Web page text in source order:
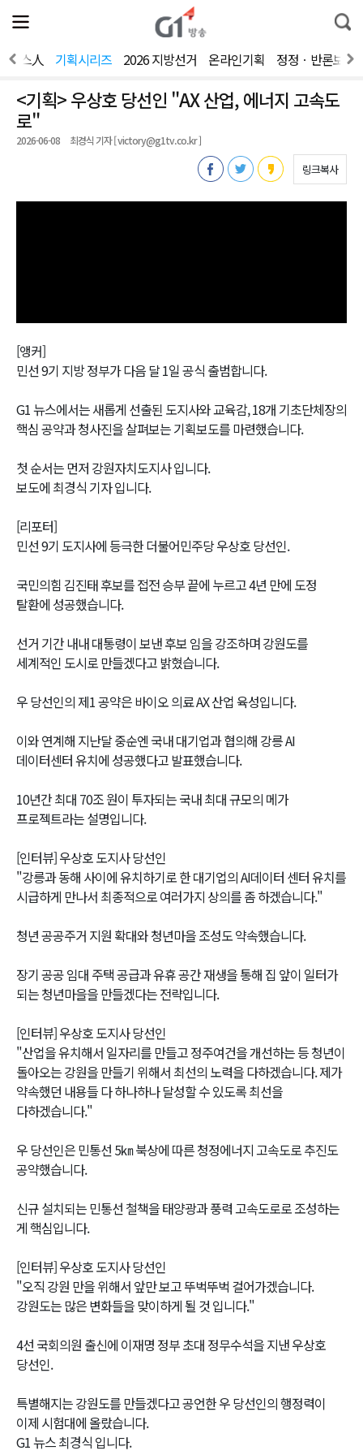
전
체
뉴
열
통
합
색
뉴스人 기획시리즈 2026 지방선거 온라인기획 정정ㆍ반론보도
<기획> 우상호 당선인 "AX 산업, 에너지 고속도
로"
2026-06-08 최경식 기자 [ victory@g1tv.co.kr ]
링크복사
[앵커]
민선 9기 지방 정부가 다음 달 1일 공식 출범합니다.
G1 뉴스에서는 새롭게 선출된 도지사와 교육감, 18개 기초단체장의
핵심 공약과 청사진을 살펴보는 기획보도를 마련했습니다.
첫 순서는 먼저 강원자치도지사 입니다.
보도에 최경식 기자 입니다.
[리포터]
민선 9기 도지사에 등극한 더불어민주당 우상호 당선인.
국민의힘 김진태 후보를 접전 승부 끝에 누르고 4년 만에 도정
탈환에 성공했습니다.
선거 기간 내내 대통령이 보낸 후보 임을 강조하며 강원도를
세계적인 도시로 만들겠다고 밝혔습니다.
우 당선인의 제1 공약은 바이오 의료 AX 산업 육성입니다.
이와 연계해 지난달 중순엔 국내 대기업과 협의해 강릉 AI
데이터센터 유치에 성공했다고 발표했습니다.
10년간 최대 70조 원이 투자되는 국내 최대 규모의 메가
프로젝트라는 설명입니다.
[인터뷰] 우상호 도지사 당선인
"강릉과 동해 사이에 유치하기로 한 대기업의 AI데이터 센터 유치를
시급하게 만나서 최종적으로 여러가지 상의를 좀 하겠습니다."
청년 공공주거 지원 확대와 청년마을 조성도 약속했습니다.
장기 공공 임대 주택 공급과 유휴 공간 재생을 통해 집 앞이 일터가
되는 청년마을을 만들겠다는 전략입니다.
[인터뷰] 우상호 도지사 당선인
"산업을 유치해서 일자리를 만들고 정주여건을 개선하는 등 청년이
돌아오는 강원을 만들기 위해서 최선의 노력을 다하겠습니다. 제가
약속했던 내용들 다 하나하나 달성할 수 있도록 최선을
다하겠습니다."
우 당선인은 민통선 5㎞ 북상에 따른 청정에너지 고속도로 추진도
공약했습니다.
신규 설치되는 민통선 철책을 태양광과 풍력 고속도로로 조성하는
게 핵심입니다.
[인터뷰] 우상호 도지사 당선인
"오직 강원 만을 위해서 앞만 보고 뚜벅뚜벅 걸어가겠습니다.
강원도는 많은 변화들을 맞이하게 될 것 입니다."
4선 국회의원 출신에 이재명 정부 초대 정무수석을 지낸 우상호
당선인.
특별해지는 강원도를 만들겠다고 공언한 우 당선인의 행정력이
이제 시험대에 올랐습니다.
G1 뉴스 최경식 입니다.